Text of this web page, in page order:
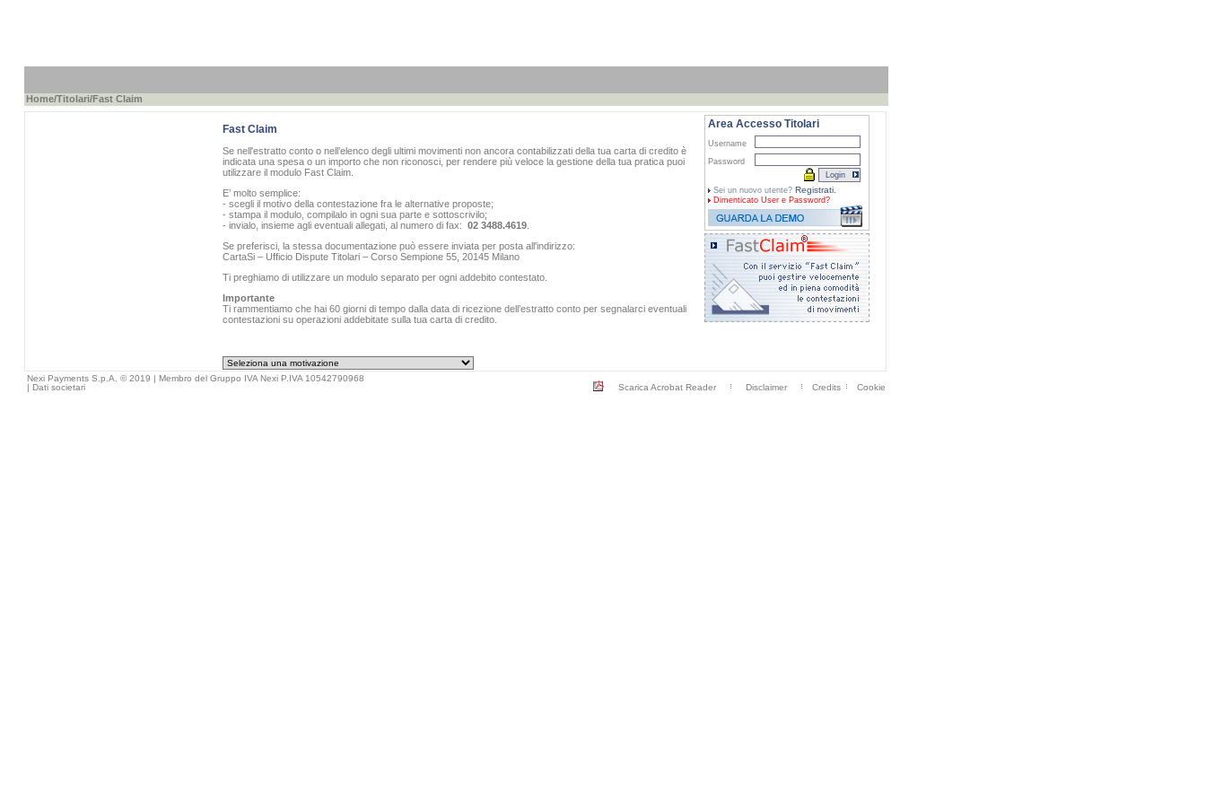
Home/Titolari/Fast Claim
Fast Claim
Se nell'estratto conto o nell’elenco degli ultimi movimenti non ancora contabilizzati della tua carta di credito è
indicata una spesa o un importo che non riconosci, per rendere più veloce la gestione della tua pratica puoi
utilizzare il modulo Fast Claim.
E’ molto semplice:
- scegli il motivo della contestazione fra le alternative proposte;
- stampa il modulo, compilalo in ogni sua parte e sottoscrivilo;
- invialo, insieme agli eventuali allegati, al numero di fax: 02 3488.4619.
Se preferisci, la stessa documentazione può essere inviata per posta all'indirizzo:
CartaSi – Ufficio Dispute Titolari – Corso Sempione 55, 20145 Milano
Ti preghiamo di utilizzare un modulo separato per ogni addebito contestato.
Importante
Ti rammentiamo che hai 60 giorni di tempo dalla data di ricezione dell’estratto conto per segnalarci eventuali
contestazioni su operazioni addebitate sulla tua carta di credito.
Area Accesso Titolari
Username
Password
Sei un nuovo utente? Registrati.
Dimenticato User e Password?
Nexi Payments S.p.A. © 2019 | Membro del Gruppo IVA Nexi P.IVA 10542790968
| Dati societari Scarica Acrobat Reader Disclaimer Credits Cookie